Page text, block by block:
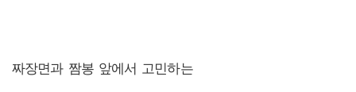
짜장면과 짬봉 앞에서 고민하는